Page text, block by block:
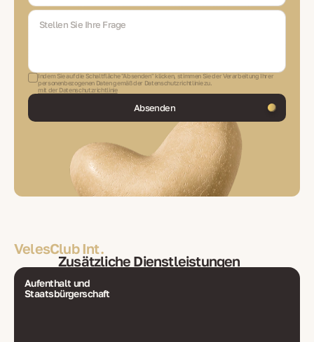
Indem Sie auf die Schaltfläche "Absenden" klicken, stimmen Sie der Verarbeitung Ihrer
personenbezogenen Daten gemäß der Datenschutzrichtlinie zu.
mit der Datenschutzrichtlinie
Absenden
VelesClub Int.
Zusätzliche Dienstleistungen
Aufenthalt und
Staatsbürgerschaft